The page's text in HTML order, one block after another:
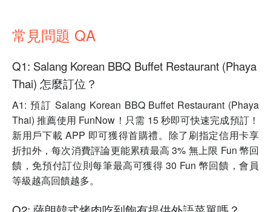
常見問題 QA
Q1: Salang Korean BBQ Buffet Restaurant (Phaya
Thai) 怎麼訂位？
A1: 預訂 Salang Korean BBQ Buffet Restaurant (Phaya
Thai) 推薦使用 FunNow！只需 15 秒即可快速完成預訂！
新用戶下載 APP 即可獲得首購禮。除了刷指定信用卡享
折扣外，每次消費評論更能累積最高 3% 無上限 Fun 幣回
饋，免預付訂位則每筆最高可獲得 30 Fun 幣回饋，會員
等級越高回饋越多。